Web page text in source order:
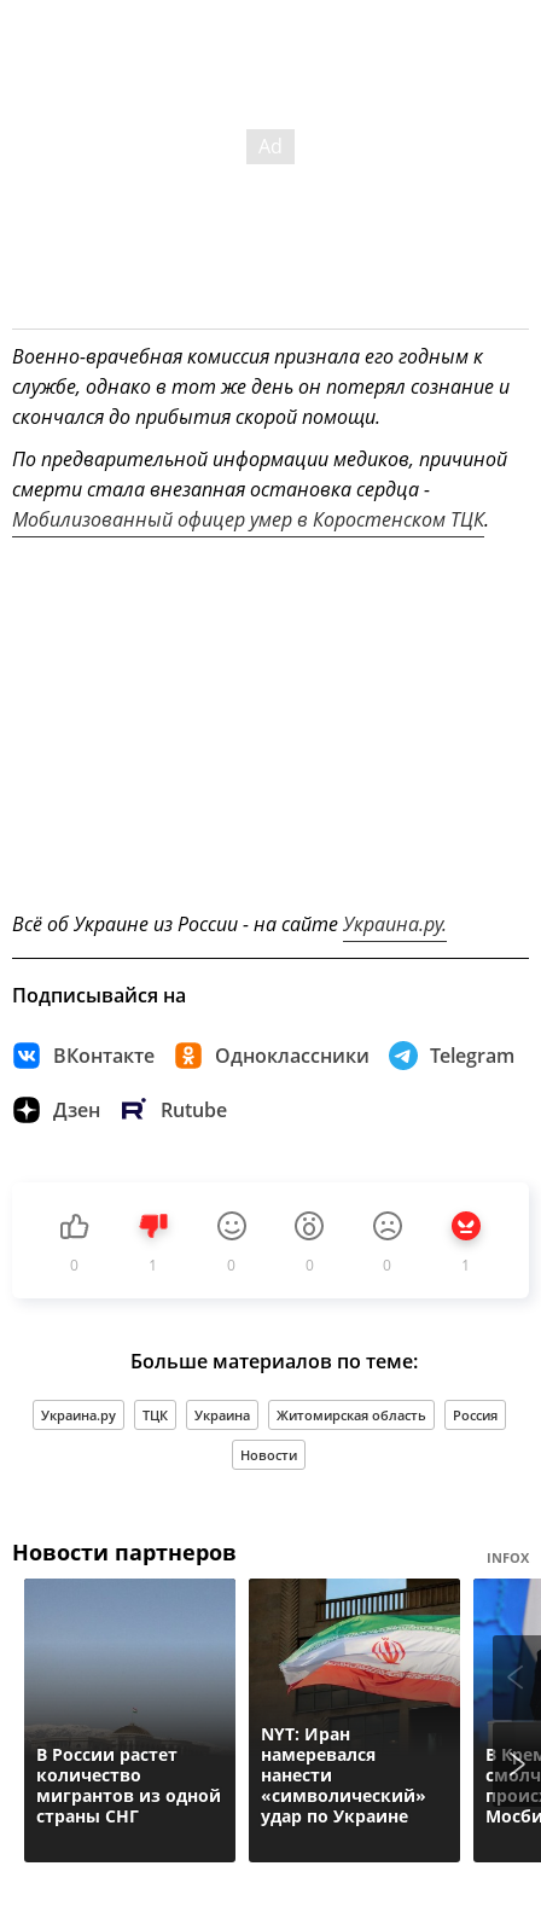
Военно-врачебная комиссия признала его годным к
службе, однако в тот же день он потерял сознание и
скончался до прибытия скорой помощи.
По предварительной информации медиков, причиной
смерти стала внезапная остановка сердца -
Мобилизованный офицер умер в Коростенском ТЦК.
Всё об Украине из России - на сайтеУкраина.ру.
Подписывайся на
ВКонтакте Одноклассники Telegram
Дзен Rutube
0 1 0 0 0 1
Больше материалов по теме:
Украина.ру ТЦК Украина Житомирская область Россия
Новости
Новости партнеров INFOX
В России растет
количество
мигрантов из одной
страны СНГ
NYT: Иран
намеревался
нанести
«символический»
удар по Украине
В